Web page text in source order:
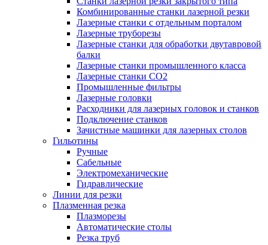
Комбинированные станки лазерной резки
Лазерные станки с отдельным порталом
Лазерные труборезы
Лазерные станки для обработки двутавровой
балки
Лазерные станки промышленного класса
Лазерные станки CO2
Промышленные фильтры
Лазерные головки
Расходники для лазерных головок и станков
Подключение станков
Зачистные машинки для лазерных столов
Гильотины
Ручные
Сабельные
Электромеханические
Гидравлические
Линии для резки
Плазменная резка
Плазморезы
Автоматические столы
Резка труб